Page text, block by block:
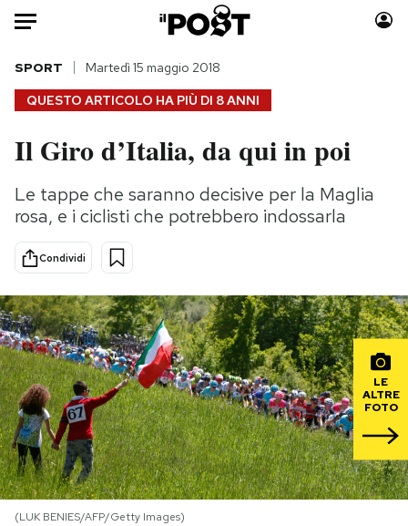
Auto
HOME
Italia
Politica
Internet
Cultura
Economia
Sport
Moda
Consumismi
Europa
Altrecose
Mondiali calcio 2026
PODCAST
NEWSLETTER
QUESTO ARTICOLO HA PIÙ DI 8 ANNI
SPORT Martedì 15 maggio 2018
Il Giro d’Italia, da qui in poi
Le tappe che saranno decisive per la Maglia
rosa, e i ciclisti che potrebbero indossarla
Condividi
LE
ALTRE
FOTO
(LUK BENIES/AFP/Getty Images)